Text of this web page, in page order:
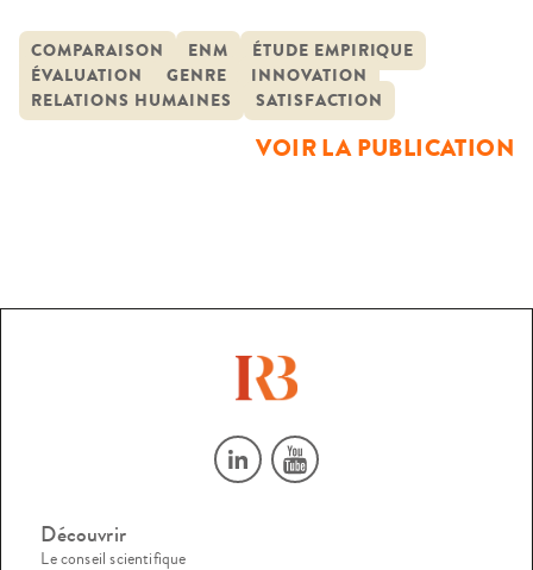
magistrats eu égard à la formation initiale reçue et à la
formation continue dispensée. Elle repose sur une étude
empirique réalisée à partir des réponses à un questionnaire
COMPARAISON ENM
ÉTUDE EMPIRIQUE
ÉVALUATION
GENRE
INNOVATION
RELATIONS HUMAINES
SATISFACTION
VOIR LA PUBLICATION
Découvrir
Le conseil scientifique